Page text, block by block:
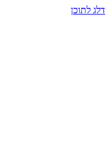
דלג לתוכן